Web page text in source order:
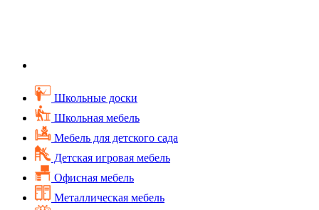
Школьные доски
Школьная мебель
Мебель для детского сада
Детская игровая мебель
Офисная мебель
Металлическая мебель